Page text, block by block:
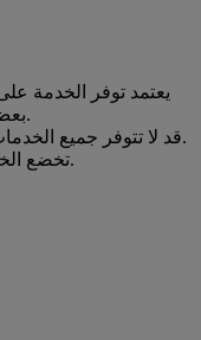
يعتمد توفر الخدمة
بعض الخدمات في جميع مناطق الخدمة.
قد لا تتوفر جميع الخدمات الاختيارية لكل شحنة أو في كل بلد.
تخضع.